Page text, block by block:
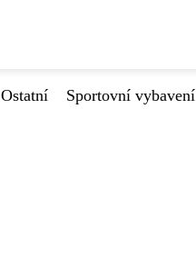
Ostatní Sportovní vybavení